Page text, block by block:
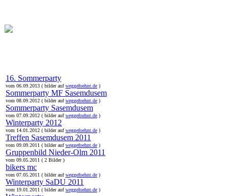
16. Sommerparty
vom 06.09.2013 ( bilder aufweggefoehnt.de )
Sommerparty MF Sasemdusem
vom 08.09.2012 ( bilder aufweggefoehnt.de )
Sommerparty Sasemdusem
vom 07.09.2012 ( bilder aufweggefoehnt.de )
Winterparty 2012
vom 14.01.2012 ( bilder aufweggefoehnt.de )
Treffen Sasemdusem 2011
vom 09.09.2011 ( bilder aufweggefoehnt.de )
Gruppenbild Nieder-Olm 2011
vom 09.05.2011 ( 2 Bilder )
bikers mc
vom 07.05.2011 ( bilder aufweggefoehnt.de )
Winterparty SaDU 2011
vom 19.01.2011 ( bilder aufweggefoehnt.de )